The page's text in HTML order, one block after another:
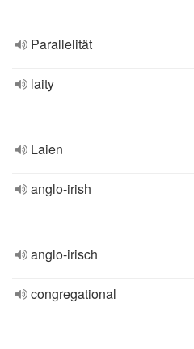
Parallelität
laity
Laien
anglo-irish
anglo-irisch
congregational